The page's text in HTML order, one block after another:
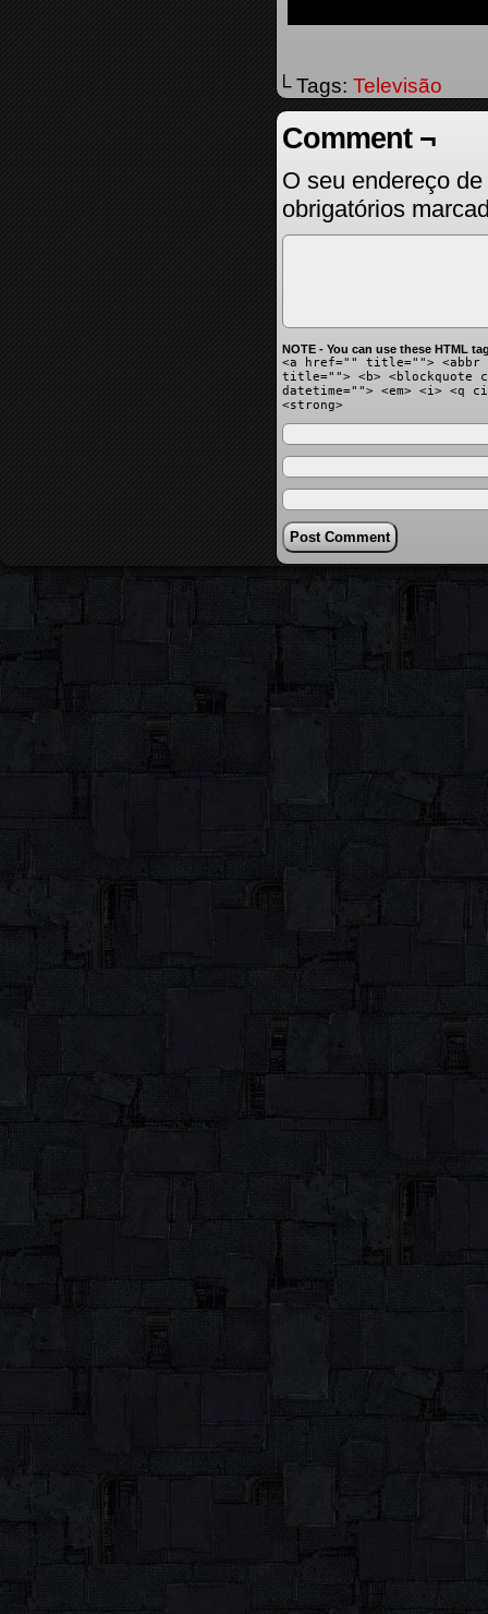
└ Tags: Televisão
Comment ¬
O seu endereço
obrigatórios
NOTE - You can use these HTML
<a href="" title=""> <abbr
title=""> <b> <blockquote
datetime=""> <em> <i> <q
<strong>